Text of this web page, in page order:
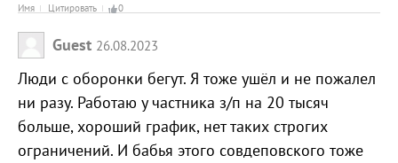
Имя Цитировать 0
Guest 26.08.2023
Люди с оборонки бегут. Я тоже ушёл и не пожалел
ни разу. Работаю у частника з/п на 20 тысяч
больше, хороший график, нет таких строгих
ограничений. И бабья этого совдеповского тоже